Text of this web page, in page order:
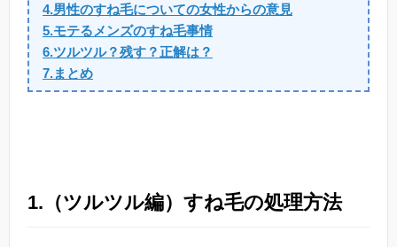
4.男性のすね毛についての女性からの意見
5.モテるメンズのすね毛事情
6.ツルツル？残す？正解は？
7.まとめ
1.（ツルツル編）すね毛の処理方法